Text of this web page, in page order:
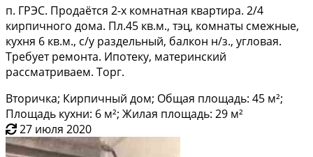
п. ГРЭС. Продаётся 2-х комнатная квартира. 2/4
кирпичного дома. Пл.45 кв.м., тэц, комнаты смежные,
кухня 6 кв.м., с/у раздельный, балкон н/з., угловая.
Требует ремонта. Ипотеку, материнский
рассматриваем. Торг.
Вторичка; Кирпичный дом; Общая площадь: 45 м²;
Площадь кухни: 6 м²; Жилая площадь: 29 м²
27 июля 2020